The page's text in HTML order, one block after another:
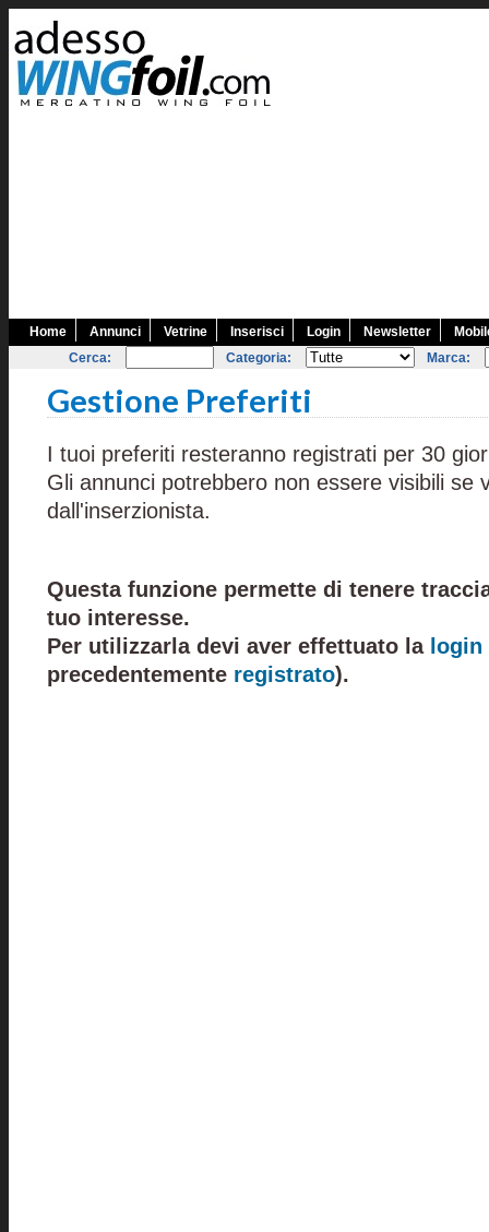
Home Annunci Vetrine Inserisci Login Newsletter
Cerca:
Categoria: Marca:
Gestione Preferiti
I tuoi preferiti resteranno registrati per 30
Gli annunci potrebbero non essere visibili se
dall'inserzionista.
Questa funzione permette di tenere
tuo interesse.
Per utilizzarla devi aver effettuato la login
precedentemente registrato).